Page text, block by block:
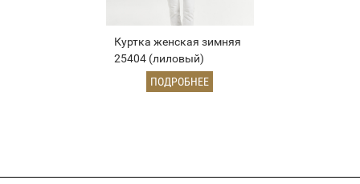
Куртка женская зимняя
25404 (лиловый)
ПОДРОБНЕЕ